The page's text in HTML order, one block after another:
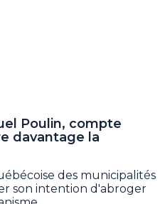
Poulin, compte
davantage la
des municipalités
son intention d'abroger